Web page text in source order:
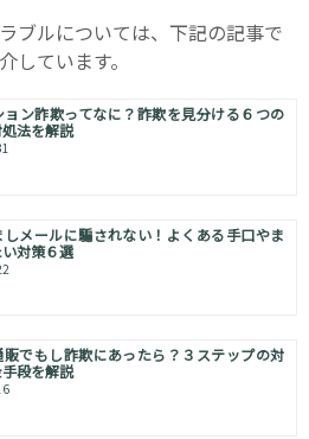
ブルについては、下記の記事で
しています。
ョン詐欺ってなに？詐欺を見分ける６つの
法を解説
しメールに騙されない！よくある手口やま
対策６選
販でもし詐欺にあったら？３ステップの対
段を解説